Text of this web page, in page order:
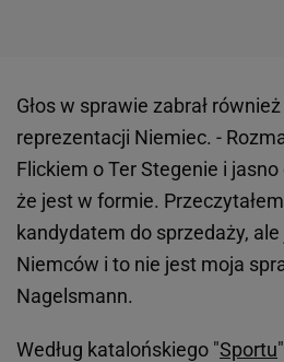
Głos w sprawie zabrał
reprezentacji Niemiec. -
Flickiem o Ter Stegenie i jasno
że jest w formie.
kandydatem do sprzedaży,
Niemców i to nie jest moja
Nagelsmann.
Według katalońskiego "Sportu